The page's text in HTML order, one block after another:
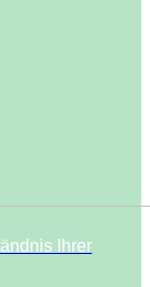
Ihrer